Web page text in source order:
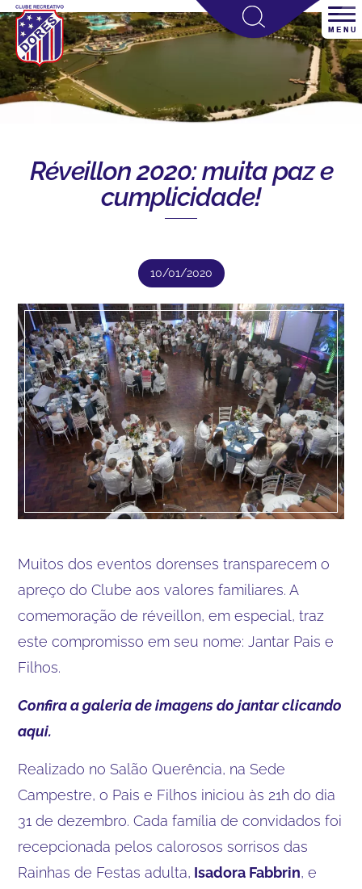
Réveillon 2020: muita paz e
cumplicidade!
10/01/2020
Muitos dos eventos dorenses transparecem o
apreço do Clube aos valores familiares. A
comemoração de réveillon, em especial, traz
este compromisso em seu nome: Jantar Pais e
Filhos.
Confira a galeria de imagens do jantar clicando
aqui.
Realizado no Salão Querência, na Sede
Campestre, o Pais e Filhos iniciou às 21h do dia
31 de dezembro. Cada família de convidados foi
recepcionada pelos calorosos sorrisos das
Rainhas de Festas adulta, Isadora Fabbrin, e